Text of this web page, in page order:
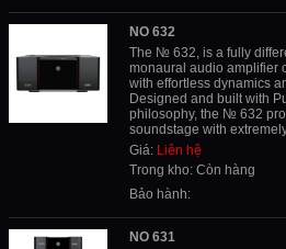
NO 632
The № 632, is a fully
monaural audio amplifier
with effortless dynamics
Designed and built with
philosophy, the № 632
soundstage with
Giá: Liên hệ
Trong kho: Còn hàng
Bảo hành:
NO 631